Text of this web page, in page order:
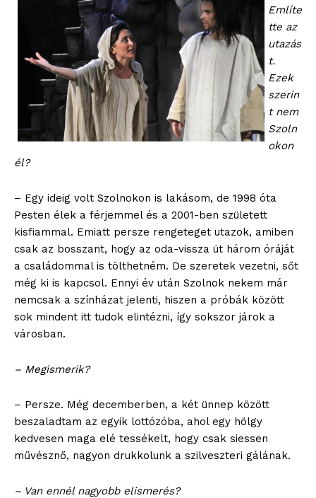
blogSZOLNOK
szubjektív élményportál
Említe
tte az
utazás
t.
Ezek
szerin
t nem
Szoln
okon
él?
– Egy ideig volt Szolnokon is lakásom, de 1998 óta
Pesten élek a férjemmel és a 2001-ben született
kisfiammal. Emiatt persze rengeteget utazok, amiben
csak az bosszant, hogy az oda-vissza út három óráját
a családommal is tölthetném. De szeretek vezetni, sőt
még ki is kapcsol. Ennyi év után Szolnok nekem már
nemcsak a színházat jelenti, hiszen a próbák között
sok mindent itt tudok elintézni, így sokszor járok a
városban.
– Megismerik?
– Persze. Még decemberben, a két ünnep között
beszaladtam az egyik lottózóba, ahol egy hölgy
kedvesen maga elé tessékelt, hogy csak siessen
művésznő, nagyon drukkolunk a szilveszteri gálának.
– Van ennél nagyobb elismerés?